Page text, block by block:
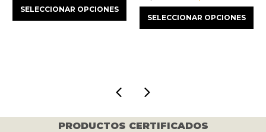
original
actual
SELECCIONAR OPCIONES
precio
original
SELECCIONAR OPCIONES
PRODUCTOS CERTIFICADOS